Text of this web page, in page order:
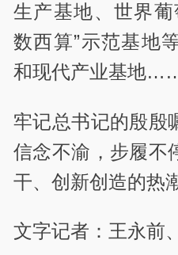
生产基地、世界
数西算”示范基地
和现代产业基地
牢记总书记的殷殷
信念不渝，步履不
干、创新创造的热
文字记者：王永前